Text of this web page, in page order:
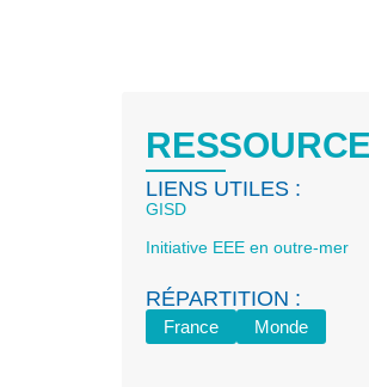
LIENS UTILES :
GISD
Initiative EEE en outre-mer
RÉPARTITION :
France Monde